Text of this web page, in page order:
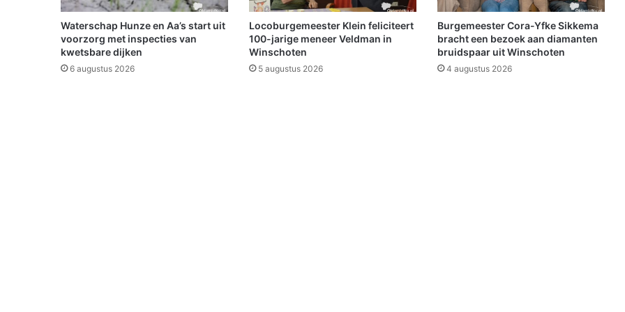
v
a
n
d
e
t
g
e
Waterschap Hunze en Aa’s start uit
voorzorg met inspecties van
kwetsbare dijken
6 augustus 2026
Locoburgemeester Klein feliciteert
100-jarige meneer Veldman in
Winschoten
5 augustus 2026
Burgemeester Cora-Yfke Sikkema
bracht een bezoek aan diamanten
bruidspaar uit Winschoten
4 augustus 2026